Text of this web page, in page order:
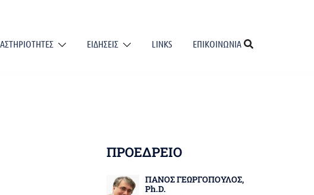
ΕΙΔΗΣΕΙΣ LINKS ΕΠΙΚΟΙΝΩΝΙΑ
ΠΡΟΕΔΡΕΙΟ
ΠΑΝΟΣ ΓΕΩΡΓΟΠΟΥΛΟΣ,
Ph.D.